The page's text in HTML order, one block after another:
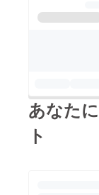
の生活
ますか
フィー
いるメ
あなた
ト